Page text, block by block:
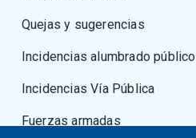
Quejas y sugerencias
Incidencias alumbrado público
Incidencias Vía Pública
Fuerzas armadas